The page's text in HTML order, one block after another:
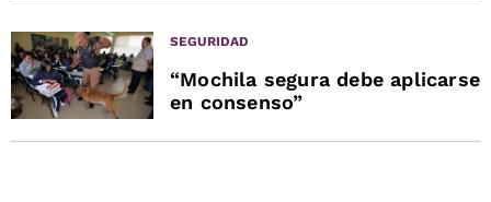
SEGURIDAD
“Mochila segura debe aplicarse
en consenso”